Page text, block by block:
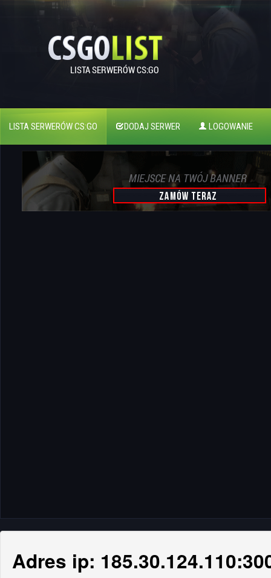
LISTA SERWERÓW CS:GO DODAJ SERWER LOGOWANIE
Adres ip: